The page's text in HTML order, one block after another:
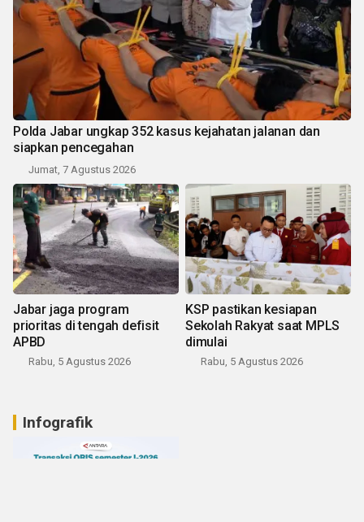
Polda Jabar ungkap 352 kasus kejahatan jalanan dan
siapkan pencegahan
Jumat, 7 Agustus 2026
Jabar jaga program
prioritas di tengah defisit
APBD
Rabu, 5 Agustus 2026
KSP pastikan kesiapan
Sekolah Rakyat saat MPLS
dimulai
Rabu, 5 Agustus 2026
Infografik